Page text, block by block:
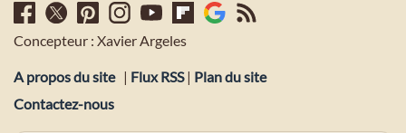
Concepteur : Xavier Argeles
A propos du site | Flux RSS| Plan du site
Contactez-nous